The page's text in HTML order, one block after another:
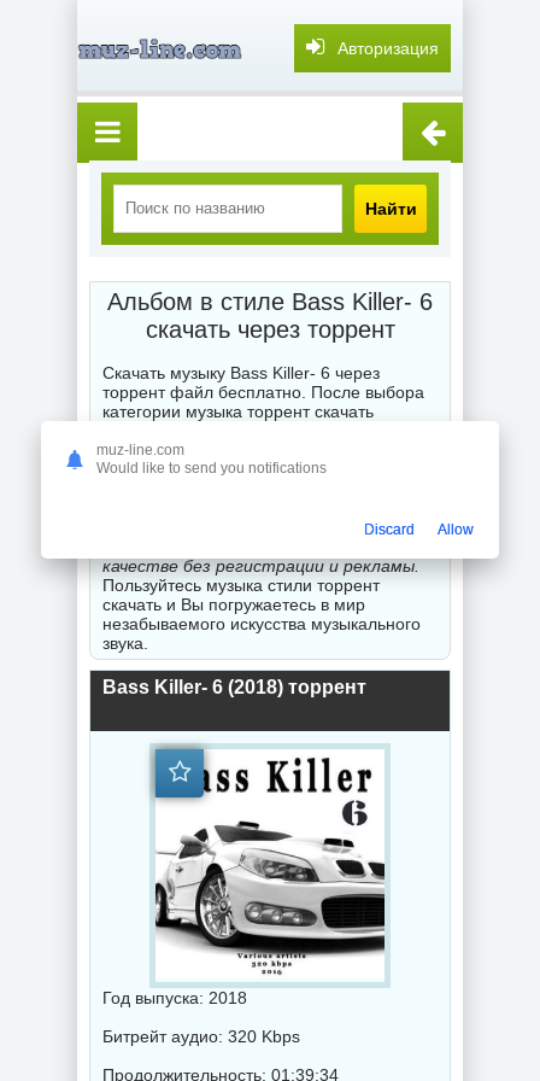
Авторизация
Найти
Альбом в стиле Bass Killer- 6
скачать через торрент
Скачать музыку Bass Killer- 6 через
торрент файл бесплатно. После выбора
категории музыка торрент скачать
глубокого и точного поиска или подбора
жанра любимой композиции, альбома,
скачать новинки Bass Killer- 6
качестве без регистрации и рекламы.
Пользуйтесь музыка стили торрент
скачать и Вы погружаетесь в мир
незабываемого искусства музыкального
звука.
Bass Killer- 6 (2018) торрент
Год выпуска: 2018
Битрейт аудио: 320 Kbps
Продолжительность: 01:39:34
muz-line.com
Would like to send you notifications
Discard Allow